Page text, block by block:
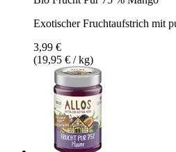
Exotischer Fruchtaufstrich mit
3,99 €
(19,95 € / kg)